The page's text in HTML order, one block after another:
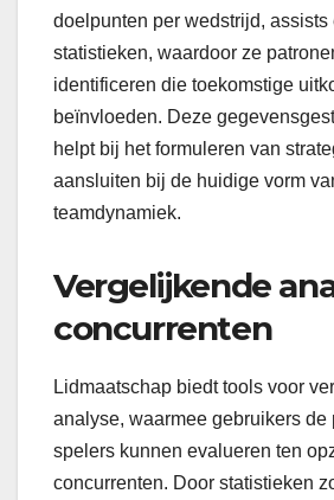
doelpunten per wedstrijd, assists
statistieken, waardoor ze
identificeren die toekomstige
beïnvloeden. Deze
helpt bij het formuleren van
aansluiten bij de huidige vorm
teamdynamiek.
Vergelijkende
concurrenten
Lidmaatschap biedt tools voor
analyse, waarmee gebruikers de
spelers kunnen evalueren ten
concurrenten. Door statistieken